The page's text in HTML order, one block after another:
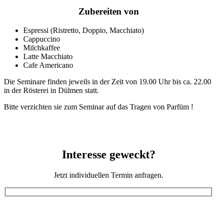
Zubereiten von
Espressi (Ristretto, Doppio, Macchiato)
Cappuccino
Milchkaffee
Latte Macchiato
Cafe Americano
Die Seminare finden jeweils in der Zeit von 19.00 Uhr bis ca. 22.00
in der Rösterei in Dülmen statt.
Bitte verzichten sie zum Seminar auf das Tragen von Parfüm !
Interesse geweckt?
Jetzt individuellen Termin anfragen.